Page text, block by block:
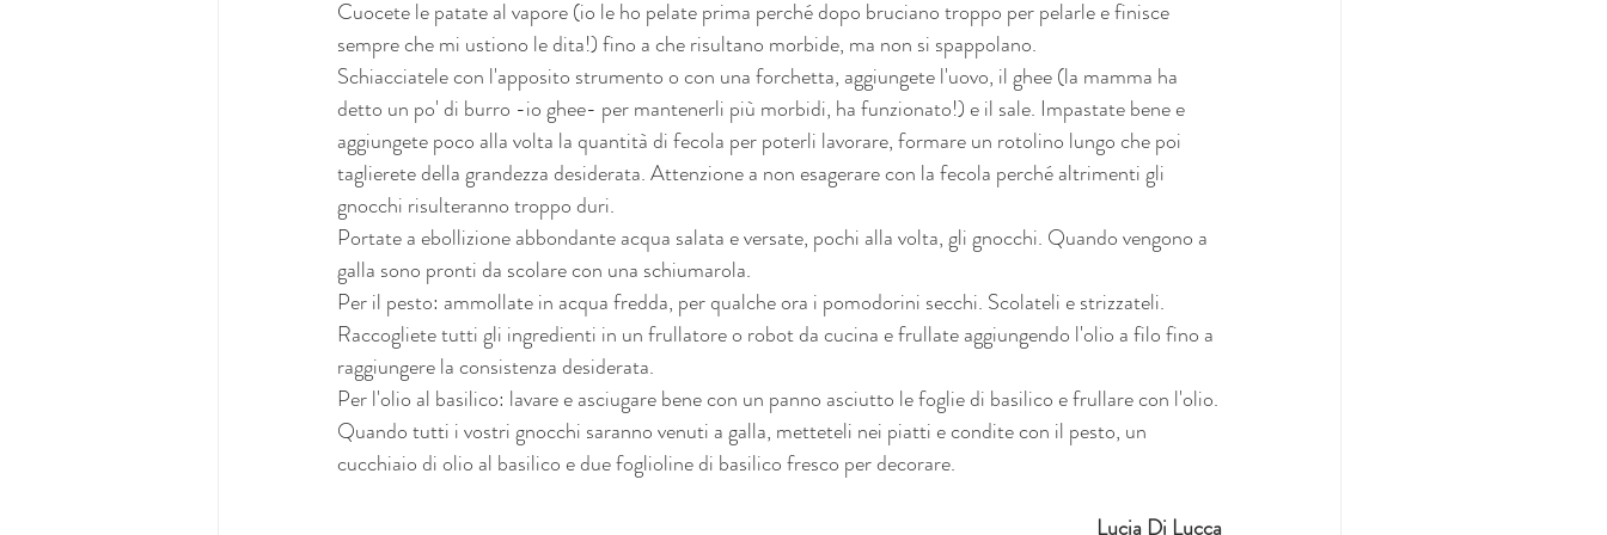
Cuocete le patate al vapore (io le ho pelate prima perché dopo bruciano troppo per pelarle e finisce
sempre che mi ustiono le dita!) fino a che risultano morbide, ma non si spappolano.
Schiacciatele con l'apposito strumento o con una forchetta, aggiungete l'uovo, il ghee (la mamma ha
detto un po' di burro -io ghee- per mantenerli più morbidi, ha funzionato!) e il sale. Impastate bene e
aggiungete poco alla volta la quantità di fecola per poterli lavorare, formare un rotolino lungo che poi
taglierete della grandezza desiderata. Attenzione a non esagerare con la fecola perché altrimenti gli
gnocchi risulteranno troppo duri.
Portate a ebollizione abbondante acqua salata e versate, pochi alla volta, gli gnocchi. Quando vengono a
galla sono pronti da scolare con una schiumarola.
Per il pesto: ammollate in acqua fredda, per qualche ora i pomodorini secchi. Scolateli e strizzateli.
Raccogliete tutti gli ingredienti in un frullatore o robot da cucina e frullate aggiungendo l'olio a filo fino a
raggiungere la consistenza desiderata.
Per l'olio al basilico: lavare e asciugare bene con un panno asciutto le foglie di basilico e frullare con l'olio.
Quando tutti i vostri gnocchi saranno venuti a galla, metteteli nei piatti e condite con il pesto, un
cucchiaio di olio al basilico e due foglioline di basilico fresco per decorare.
Lucia Di Lucca